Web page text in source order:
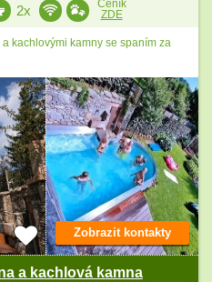
2x
Ceník
ZDE
kachlovými kamny se spaním za
a kachlová kamna
Zobrazit kontakty